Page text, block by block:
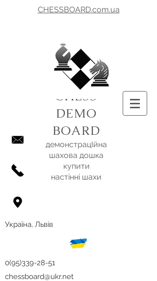
CHESSBOARD.com.ua
CHESS
DEMO
BOARD
демонстрацІйна
шахова дошка
купити
настінні шахи
Україна, Львів
0(95)339-28-51
chessboard@ukr.net